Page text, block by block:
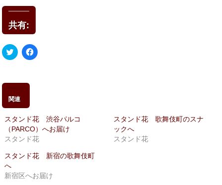
共有:
ク
リ
て
で
共
有
(新
し
い
ウ
ィ
ド
ウ
開
き
Facebook
で
ッ
ク
し
て
く
さ
い
し
い
関連
スタンド花 渋谷パルコ
（PARCO）へお届け
スタンド花
スタンド花 歌舞伎町のスナ
ックへ
スタンド花
スタンド花 新宿の歌舞伎町
へ
新宿区へお届け